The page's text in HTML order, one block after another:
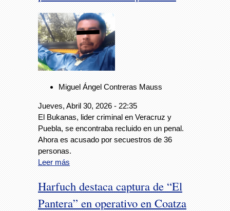
Miguel Ángel Contreras Mauss
Jueves, Abril 30, 2026 - 22:35
El Bukanas, lider criminal en Veracruz y
Puebla, se encontraba recluido en un penal.
Ahora es acusado por secuestros de 36
personas.
Leer más
Harfuch destaca captura de “El
Pantera” en operativo en Coatza